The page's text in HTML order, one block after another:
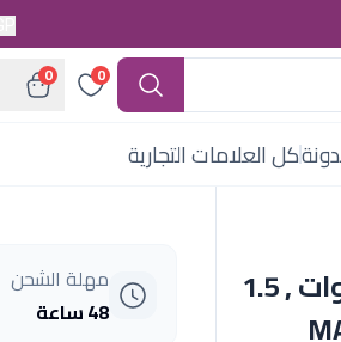
0
0
كل العلامات التجارية
خلاط سوناي – بلاي 3/1-400 وات , 1.5
مهلة الشحن
48 ساعة